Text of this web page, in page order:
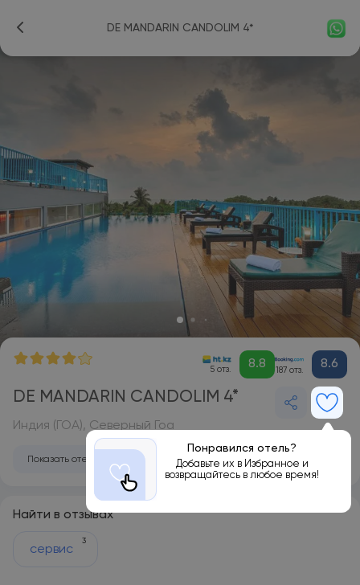
DE MANDARIN CANDOLIM 4*
5 отз. 8.8 187 отз. 8.6
DE MANDARIN CANDOLIM 4*
Понравился отель?
Добавьте их в Избранное и
возвращайтесь в любое время!
Индия (ГОА), Северный Гоа
Показать отель на карте
Найти в отзывах
сервис
3